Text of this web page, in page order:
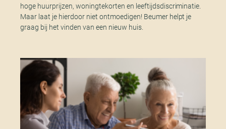
hoge huurprijzen, woningtekorten en leeftijdsdiscriminatie.
Maar laat je hierdoor niet ontmoedigen! Beumer helpt je
graag bij het vinden van een nieuw huis.